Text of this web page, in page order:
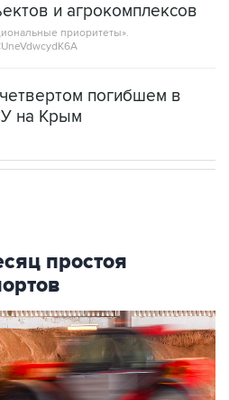
и агрокомплексов
приоритеты».
погибшем в
на Крым
простоя